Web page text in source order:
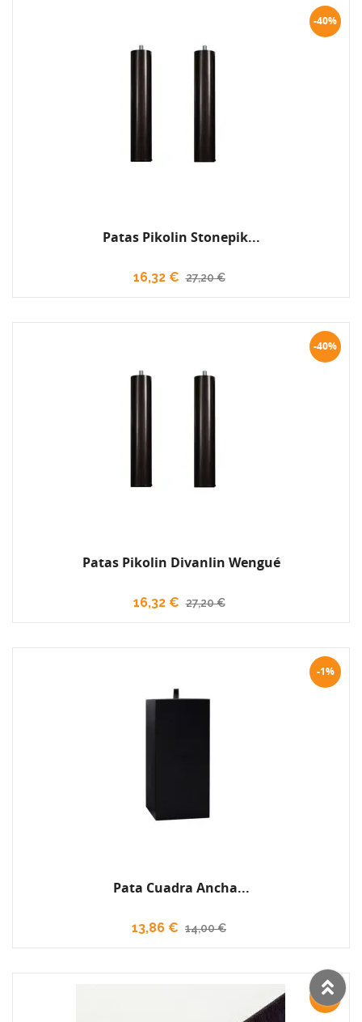
-40%
Patas Pikolin Stonepik...
16,32 € 27,20 €
-40%
Patas Pikolin Divanlin Wengué
16,32 € 27,20 €
-1%
Pata Cuadra Ancha...
13,86 € 14,00 €
-10%